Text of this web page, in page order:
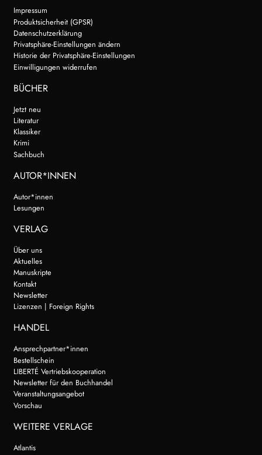
Impressum
Produktsicherheit (GPSR)
Datenschutzerklärung
Privatsphäre-Einstellungen ändern
Historie der Privatsphäre-Einstellungen
Einwilligungen widerrufen
BÜCHER
Jetzt neu
Literatur
Klassiker
Krimi
Sachbuch
AUTOR*INNEN
Autor*innen
Lesungen
VERLAG
Über uns
Aktuelles
Manuskripte
Kontakt
Newsletter
Lizenzen | Foreign Rights
HANDEL
Ansprechpartner*innen
Bestellschein
LIBERTÉ Vertriebskooperation
Newsletter für den Buchhandel
Veranstaltungsangebot
Vorschau
WEITERE VERLAGE
Atlantis